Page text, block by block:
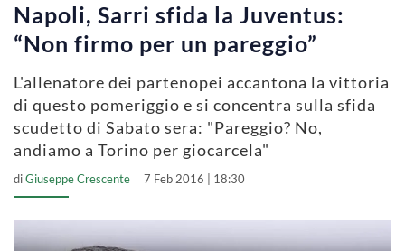
Napoli, Sarri sfida la Juventus:
“Non firmo per un pareggio”
L'allenatore dei partenopei accantona la vittoria
di questo pomeriggio e si concentra sulla sfida
scudetto di Sabato sera: "Pareggio? No,
andiamo a Torino per giocarcela"
diGiuseppe Crescente 7 Feb 2016 | 18:30